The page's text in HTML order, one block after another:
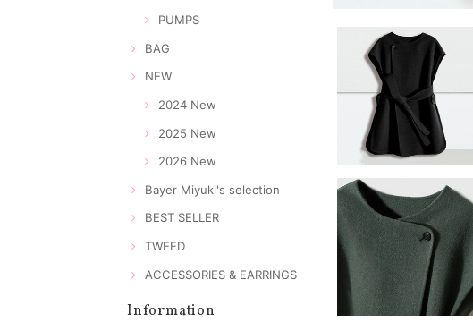
PUMPS
BAG
NEW
2024 New
2025 New
2026 New
Bayer Miyuki's selection
BEST SELLER
TWEED
ACCESSORIES & EARRINGS
Information